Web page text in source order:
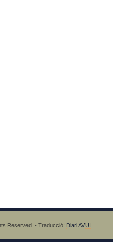
Reserved. - Traducció: Diari AVUI